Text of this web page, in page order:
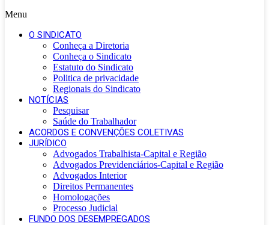
Menu
O SINDICATO
Conheça a Diretoria
Conheça o Sindicato
Estatuto do Sindicato
Politica de privacidade
Regionais do Sindicato
NOTÍCIAS
Pesquisar
Saúde do Trabalhador
ACORDOS E CONVENÇÕES COLETIVAS
JURÍDICO
Advogados Trabalhista-Capital e Região
Advogados Previdenciários-Capital e Região
Advogados Interior
Direitos Permanentes
Homologações
Processo Judicial
FUNDO DOS DESEMPREGADOS